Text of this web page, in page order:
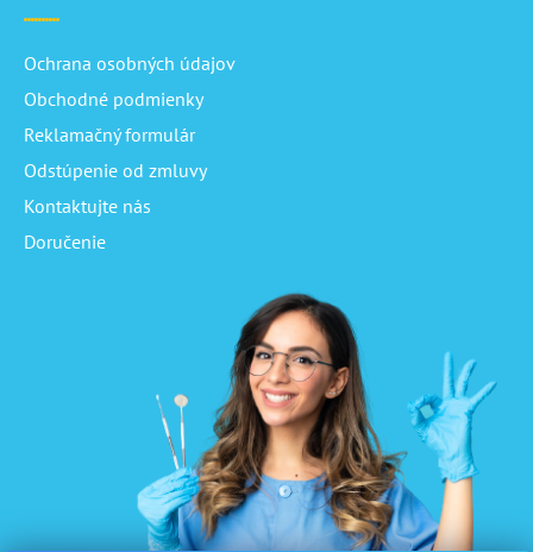
Ochrana osobných údajov
Obchodné podmienky
Reklamačný formulár
Odstúpenie od zmluvy
Kontaktujte nás
Doručenie